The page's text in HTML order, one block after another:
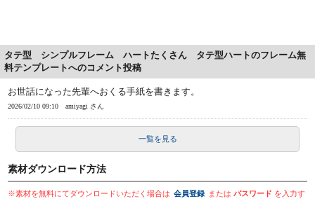
タテ型 シンプルフレーム ハートたくさん タテ型ハートのフレーム無
料テンプレートへのコメント投稿
お世話になった先輩へおくる手紙を書きます。
2026/02/10 09:10 amiyagi さん
一覧を見る
素材ダウンロード方法
※素材を無料にてダウンロードいただく場合は 会員登録 またはパスワード を入力す